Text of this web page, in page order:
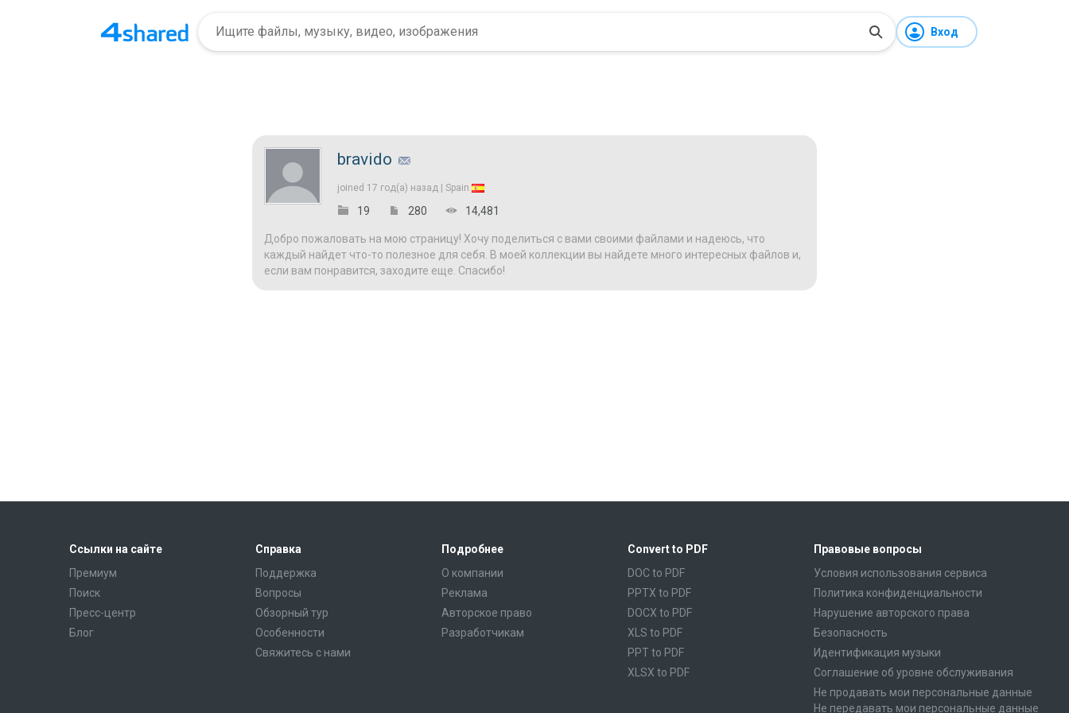
Вход
bravido
joined 17 год(а) назад | Spain
19 280 14,481
Добро пожаловать на мою страницу! Хочу поделиться с вами своими файлами и надеюсь, что
каждый найдет что-то полезное для себя. В моей коллекции вы найдете много интересных файлов и,
если вам понравится, заходите еще. Спасибо!
Ссылки на сайте
Премиум
Поиск
Пресс-центр
Блог
Справка
Поддержка
Вопросы
Обзорный тур
Особенности
Свяжитесь с нами
Подробнее
О компании
Реклама
Авторское право
Разработчикам
Convert to PDF
DOC to PDF
PPTX to PDF
DOCX to PDF
XLS to PDF
PPT to PDF
XLSX to PDF
Правовые вопросы
Условия использования сервиса
Политика конфиденциальности
Нарушение авторского права
Безопасность
Идентификация музыки
Соглашение об уровне обслуживания
Не продавать мои персональные данные
Не передавать мои персональные данные